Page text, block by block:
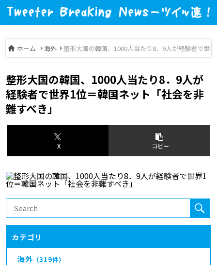
ホーム 海外 整形大国の韓国、1000人当たり8．9人が経験者で世
整形大国の韓国、1000人当たり8．9人が
経験者で世界1位＝韓国ネット「社会を非
難すべき」
X コピー
カテゴリ
海外 （319件）